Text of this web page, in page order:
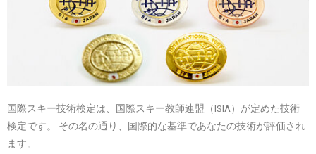
国際スキー技術検定は、国際スキー教師連盟（ISIA）が定めた技術
検定です。 その名の通り、国際的な基準であなたの技術が評価され
ます。